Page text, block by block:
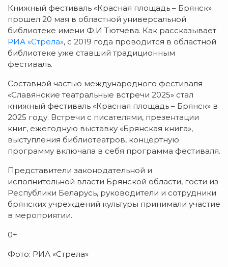
Книжный фестиваль «Красная площадь – Брянск»
прошел 20 мая в областной универсальной
библиотеке имени Ф.И Тютчева. Как рассказывает
РИА «Стрела», с 2019 года проводится в областной
библиотеке уже ставший традиционным
фестиваль.
Составной частью международного фестиваля
«Славянские театральные встречи 2025» стал
книжный фестиваль «Красная площадь – Брянск» в
2025 году. Встречи с писателями, презентации
книг, ежегодную выставку «Брянская книга»,
выступления библиотеатров, концертную
программу включала в себя программа фестиваля.
Представители законодательной и
исполнительной власти Брянской области, гости из
Республики Беларусь, руководители и сотрудники
брянских учреждений культуры принимали участие
в мероприятии.
0+
Фото: РИА «Стрела»